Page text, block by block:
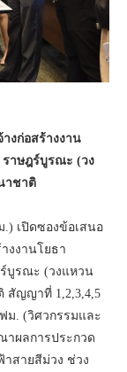
งก่อสร้างงาน
ราษฎร์บูรณะ (วง
าชาติ
เปิดซองข้อเสนอ
งงานโยธา
ร์บูรณะ (วงแหวน
สัญญาที่ 1,2,3,4,5
ม. (วิศวกรรมและ
าผลการประกวด
าสายสีม่วง ช่วง